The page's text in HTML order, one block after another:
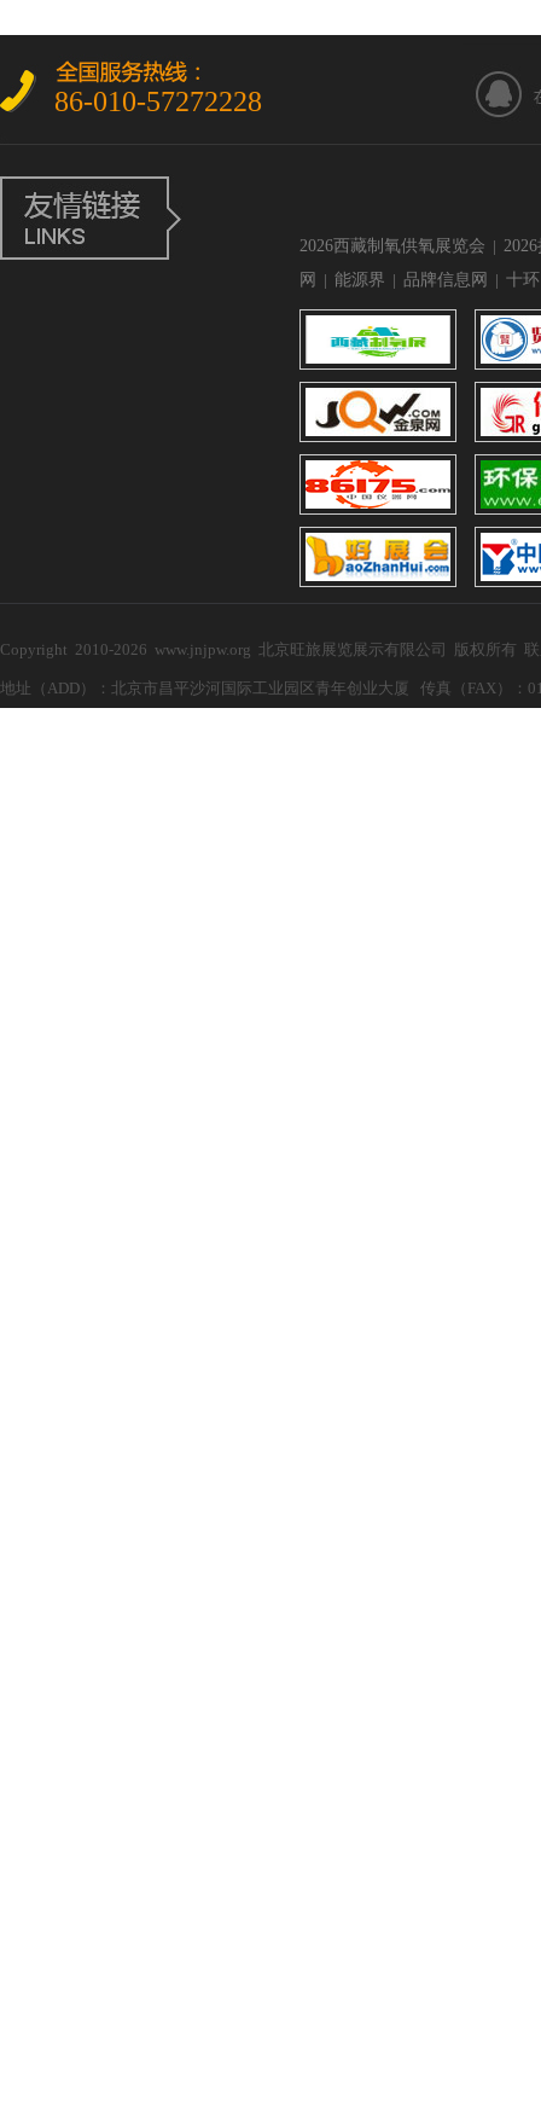
86-010-57272228
2026西藏制氧供氧展览会 |
网
| 能源界 | 品牌信息网 | 十
Copyright 2010-2026 www.jnjpw.org 北京旺旅展览展示有限公司 版权所有
地址（ADD）：北京市昌平沙河国际工业园区青年创业大厦 传真（FAX）：